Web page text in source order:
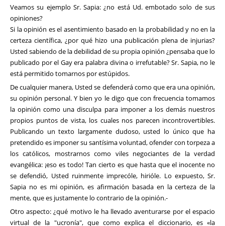
Veamos su ejemplo Sr. Sapia: ¿no está Ud. embotado solo de sus
opiniones?
Si la opinión es el asentimiento basado en la probabilidad y no en la
certeza científica, ¿por qué hizo una publicación plena de injurias?
Usted sabiendo de la debilidad de su propia opinión ¿pensaba que lo
publicado por el Gay era palabra divina o irrefutable? Sr. Sapia, no le
está permitido tomarnos por estúpidos.
De cualquier manera, Usted se defenderá como que era una opinión,
su opinión personal. Y bien yo le digo que con frecuencia tomamos
la opinión como una disculpa para imponer a los demás nuestros
propios puntos de vista, los cuales nos parecen incontrovertibles.
Publicando un texto largamente dudoso, usted lo único que ha
pretendido es imponer su santísima voluntad, ofender con torpeza a
los católicos, mostrarnos como viles negociantes de la verdad
evangélica: ¡eso es todo! Tan cierto es que hasta que el inocente no
se defendió, Usted ruinmente imprecóle, hirióle. Lo expuesto, Sr.
Sapia no es mi opinión, es afirmación basada en la certeza de la
mente, que es justamente lo contrario de la opinión.-
Otro aspecto: ¿qué motivo le ha llevado aventurarse por el espacio
virtual de la "ucronía", que como explica el diccionario, es «la